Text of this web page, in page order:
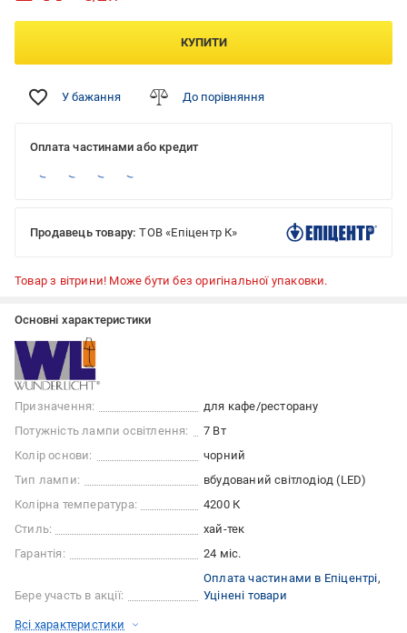
КУПИТИ
У бажання До порівняння
Оплата частинами або кредит
Продавець товару: ТОВ «Епіцентр К»
Товар з вітрини! Може бути без оригінальної упаковки.
Основні характеристики
Призначення:
для кафе/ресторану
Потужність лампи освітлення:
7 Вт
Колір основи:
чорний
Тип лампи:
вбудований світлодіод (LED)
Колірна температура:
4200 К
Стиль:
хай-тек
Гарантія:
24 міс.
Бере участь в акції:
Оплата частинами в Епіцентрі
Уцінені товари
Всі характеристики